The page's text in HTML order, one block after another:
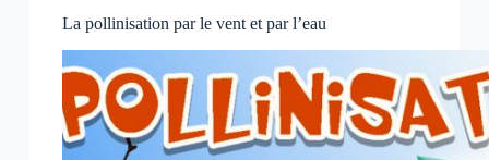
La pollinisation par le vent et par l’eau